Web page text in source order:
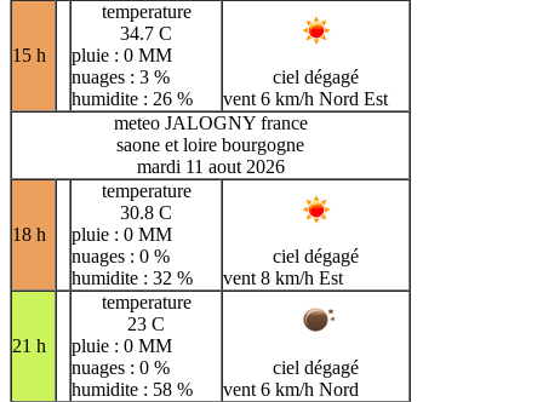
15 h
temperature
34.7 C
pluie : 0 MM
nuages : 3 %
humidite : 26 %
ciel dégagé
vent 6 km/h Nord Est
meteo JALOGNY france
saone et loire bourgogne
mardi 11 aout 2026
18 h
temperature
30.8 C
pluie : 0 MM
nuages : 0 %
humidite : 32 %
ciel dégagé
vent 8 km/h Est
21 h
temperature
23 C
pluie : 0 MM
nuages : 0 %
humidite : 58 %
ciel dégagé
vent 6 km/h Nord